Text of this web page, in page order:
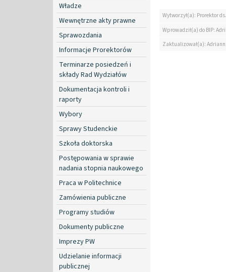
Władze
Wewnętrzne akty prawne
Sprawozdania
Informacje Prorektorów
Terminarze posiedzeń i
składy Rad Wydziałów
Dokumentacja kontroli i
raporty
Wybory
Sprawy Studenckie
Szkoła doktorska
Postępowania w sprawie
nadania stopnia naukowego
Praca w Politechnice
Zamówienia publiczne
Programy studiów
Dokumenty publiczne
Imprezy PW
Udzielanie informacji
publicznej
Wytworzył(a): Prorektor
Wprowadził(a) do BIP:
Zaktualizował(a):